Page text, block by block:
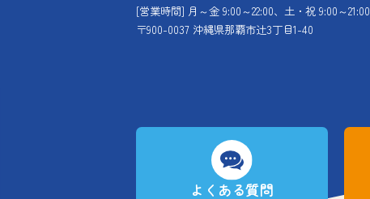
[営業時間] 月～金 9:00～22:00、土・祝 9:00～21:00
〒900-0037 沖縄県那覇市辻3丁目1-40
よくある質問